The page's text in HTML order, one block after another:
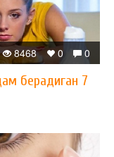
0
0
8468
берадиган 7